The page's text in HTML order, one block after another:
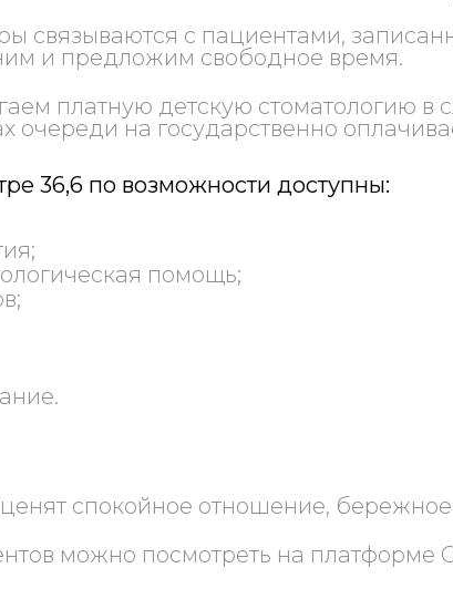
связываются с пациентами,
и предложим свободное время.
платную детскую стоматологию в
очереди на государственно
36,6 по возможности доступны:
помощь;
спокойное отношение,
можно посмотреть на платформе